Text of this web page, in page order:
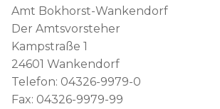
Amt Bokhorst-Wankendorf
Der Amtsvorsteher
Kampstraße 1
24601 Wankendorf
Telefon: 04326-9979-0
Fax: 04326-9979-99